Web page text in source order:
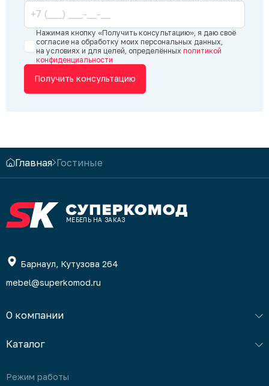
Нажимая кнопку «Получить консультацию», я даю своё
согласие на обработку моих персональных данных,
на условиях и для целей, определённых политикой
конфиденциальности
Получить консультацию
Главная Гостиные
МЕБЕЛЬ НА ЗАКАЗ
Барнаул, Кутузова 264
mebel@superkomod.ru
О компании
Каталог
Режим работы